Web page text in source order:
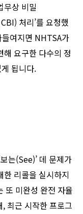
무상 비밀
처리’를 요청했
여지면 NHTSA가
요구한 다수의 정
됩니다.
는(See)’ 데 문제가
리콜을 실시하지
또 미완성 완전 자율
최근 시작한 프로그